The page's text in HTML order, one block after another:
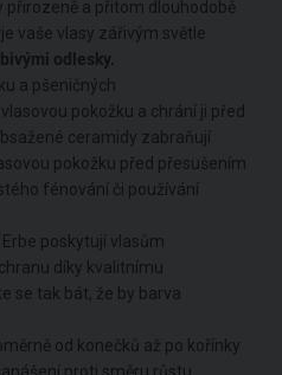
přirozeně a přitom dlouhodobě
vaše vlasy zářivým světle
odlesky.
a pšeničných
pokožku a chrání ji před
ceramidy zabraňují
pokožku před přesušením
fénování či používání
poskytují vlasům
díky kvalitnímu
se tak bát, že by barva
od konečků až po kořínky